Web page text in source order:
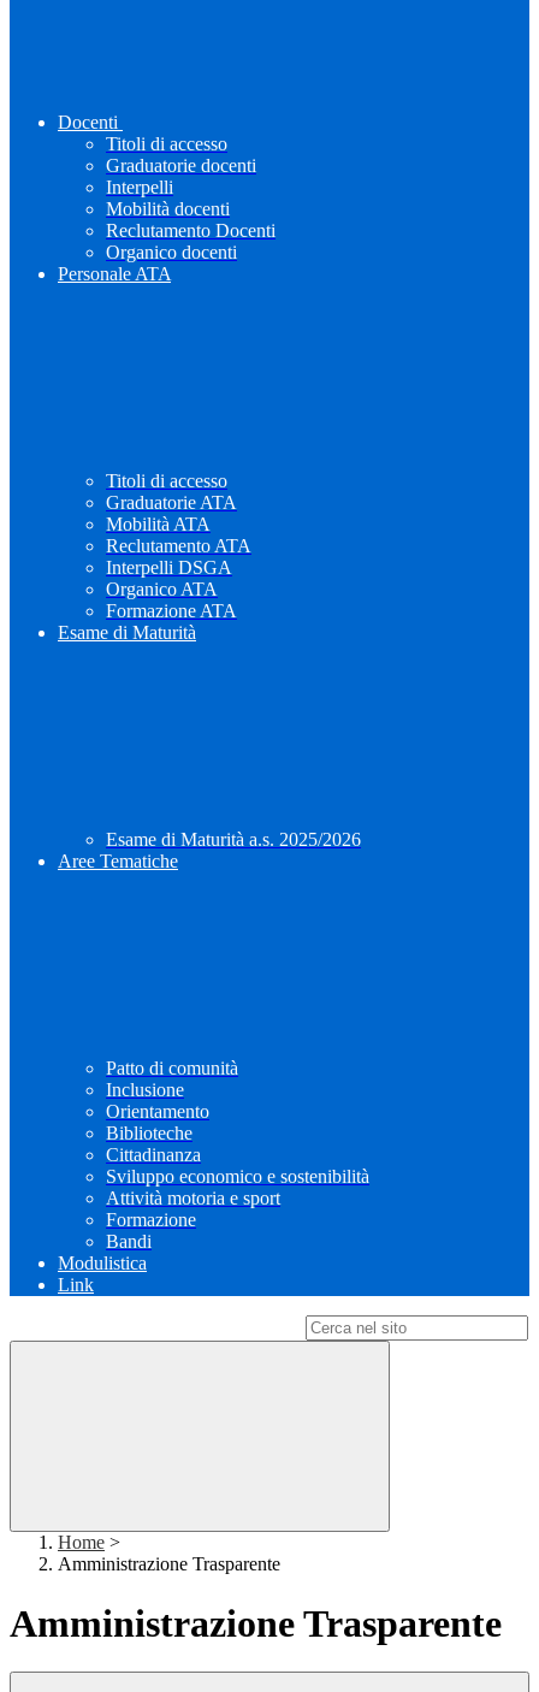
Docenti
Titoli di accesso
Graduatorie docenti
Interpelli
Mobilità docenti
Reclutamento Docenti
Organico docenti
Personale ATA
Titoli di accesso
Graduatorie ATA
Mobilità ATA
Reclutamento ATA
Interpelli DSGA
Organico ATA
Formazione ATA
Esame di Maturità
Esame di Maturità a.s. 2025/2026
Aree Tematiche
Patto di comunità
Inclusione
Orientamento
Biblioteche
Cittadinanza
Sviluppo economico e sostenibilità
Attività motoria e sport
Formazione
Bandi
Modulistica
Link
Home >
Amministrazione Trasparente
Amministrazione Trasparente